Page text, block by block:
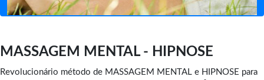
MASSAGEM MENTAL - HIPNOSE
Revolucionário método de MASSAGEM MENTAL e HIPNOSE para